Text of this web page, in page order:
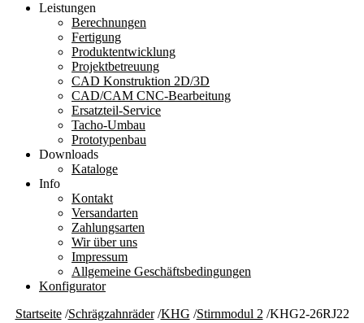
Leistungen
Berechnungen
Fertigung
Produktentwicklung
Projektbetreuung
CAD Konstruktion 2D/3D
CAD/CAM CNC-Bearbeitung
Ersatzteil-Service
Tacho-Umbau
Prototypenbau
Downloads
Kataloge
Info
Kontakt
Versandarten
Zahlungsarten
Wir über uns
Impressum
Allgemeine Geschäftsbedingungen
Konfigurator
Startseite/Schrägzahnräder/KHG /Stirnmodul 2 /KHG2-26RJ22